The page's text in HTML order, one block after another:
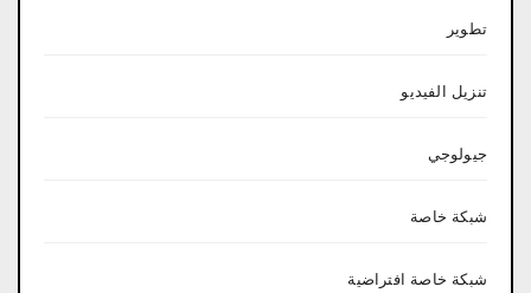
تطوير
تنزيل الفيديو
جيولوجي
شبكة خاصة
شبكة خاصة افتراضية